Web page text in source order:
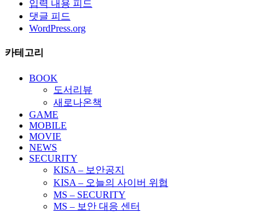
입력 내용 피드
댓글 피드
WordPress.org
카테고리
BOOK
도서리뷰
새로나온책
GAME
MOBILE
MOVIE
NEWS
SECURITY
KISA – 보안공지
KISA – 오늘의 사이버 위협
MS – SECURITY
MS – 보안 대응 센터